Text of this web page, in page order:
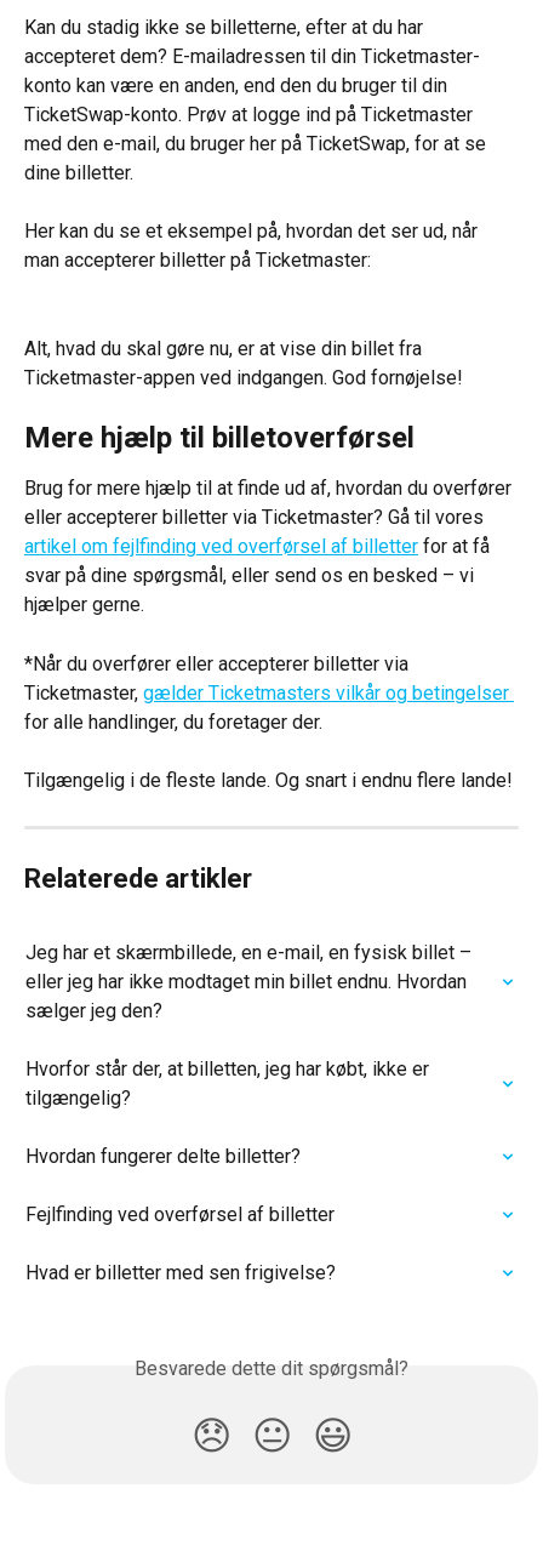
Kan du stadig ikke se billetterne, efter at du har
accepteret dem? E-mailadressen til din Ticketmaster-
konto kan være en anden, end den du bruger til din
TicketSwap-konto. Prøv at logge ind på Ticketmaster
med den e-mail, du bruger her på TicketSwap, for at se
dine billetter.
Her kan du se et eksempel på, hvordan det ser ud, når
man accepterer billetter på Ticketmaster:
Alt, hvad du skal gøre nu, er at vise din billet fra
Ticketmaster-appen ved indgangen. God fornøjelse!
Mere hjælp til billetoverførsel
Brug for mere hjælp til at finde ud af, hvordan du overfører
eller accepterer billetter via Ticketmaster? Gå til vores
artikel om fejlfinding ved overførsel af billetter for at få
svar på dine spørgsmål, eller send os en besked – vi
hjælper gerne.
*Når du overfører eller accepterer billetter via
Ticketmaster, gælder Ticketmasters vilkår og betingelser
for alle handlinger, du foretager der.
Tilgængelig i de fleste lande. Og snart i endnu flere lande!
Relaterede artikler
Jeg har et skærmbillede, en e-mail, en fysisk billet –
eller jeg har ikke modtaget min billet endnu. Hvordan
sælger jeg den?
Hvorfor står der, at billetten, jeg har købt, ikke er
tilgængelig?
Hvordan fungerer delte billetter?
Fejlfinding ved overførsel af billetter
Hvad er billetter med sen frigivelse?
Besvarede dette dit spørgsmål?
😞 😐 😃